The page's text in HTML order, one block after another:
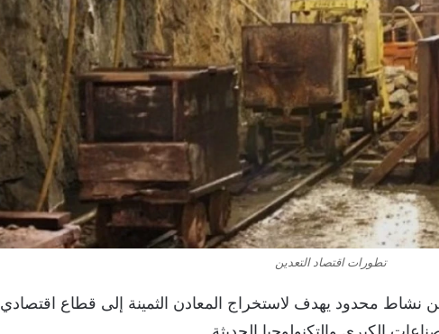
تطورات اقتصاد التعدين
نشاط محدود يهدف لاستخراج المعادن الثمينة إلى قطاع اقتصادي